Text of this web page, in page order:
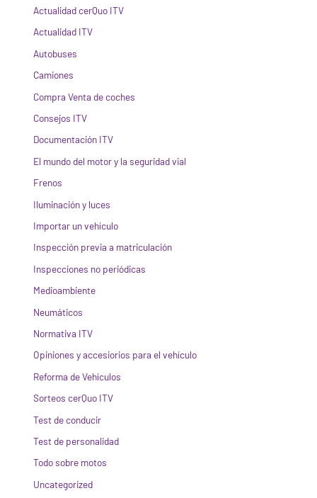
Actualidad cerQuo ITV
Actualidad ITV
Autobuses
Camiones
Compra Venta de coches
Consejos ITV
Documentación ITV
El mundo del motor y la seguridad vial
Frenos
Iluminación y luces
Importar un vehículo
Inspección previa a matriculación
Inspecciones no periódicas
Medioambiente
Neumáticos
Normativa ITV
Opiniones y accesiorios para el vehículo
Reforma de Vehículos
Sorteos cerQuo ITV
Test de conducir
Test de personalidad
Todo sobre motos
Uncategorized